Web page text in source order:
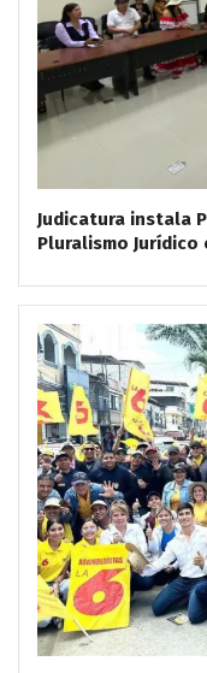
Judicatura instala
Pluralismo Jurídico